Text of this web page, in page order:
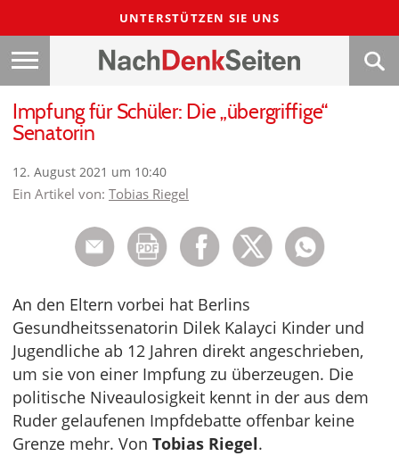
UNTERSTÜTZEN SIE UNS
Impfung für Schüler: Die „übergriffige“
Senatorin
12. August 2021 um 10:40
Ein Artikel von: Tobias Riegel
An den Eltern vorbei hat Berlins
Gesundheitssenatorin Dilek Kalayci Kinder und
Jugendliche ab 12 Jahren direkt angeschrieben,
um sie von einer Impfung zu überzeugen. Die
politische Niveaulosigkeit kennt in der aus dem
Ruder gelaufenen Impfdebatte offenbar keine
Grenze mehr. Von Tobias Riegel.